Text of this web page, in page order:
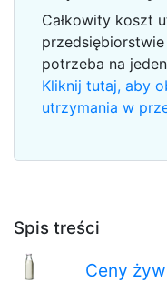
Spis treści
Ceny
Całkowity koszt
potrzeba na
Kliknij tutaj, aby
utrzymania w